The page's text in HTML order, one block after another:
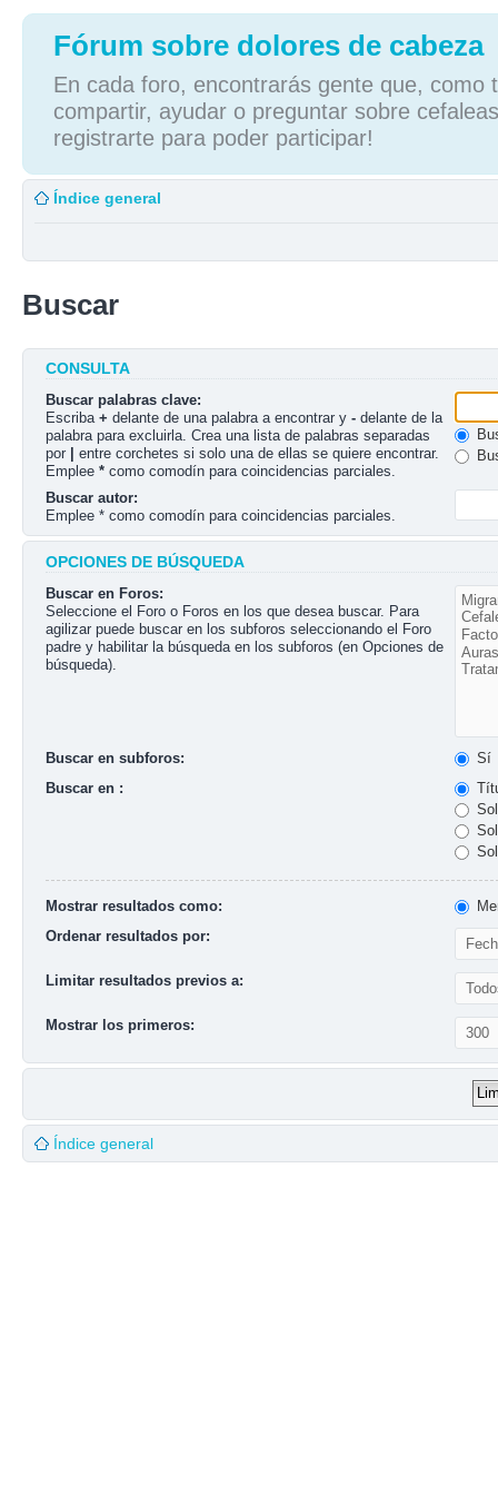
Fórum sobre dolores de cabeza
En cada foro, encontrarás gente que, como
compartir, ayudar o preguntar sobre
registrarte para poder participar!
Índice general
Buscar
CONSULTA
Buscar palabras clave:
Escriba + delante de una palabra a encontrar y - delante de la
palabra para excluirla. Crea una lista de palabras separadas
por
entre corchetes si solo una de ellas se quiere encontrar.
Emplee * como comodín para coincidencias parciales.
Buscar autor:
Emplee * como comodín para coincidencias parciales.
OPCIONES DE BÚSQUEDA
Buscar en Foros:
Seleccione el Foro o Foros en los que desea buscar. Para
agilizar puede buscar en los subforos seleccionando el Foro
padre y habilitar la búsqueda en los subforos (en Opciones de
búsqueda).
Buscar en subforos:
Sí
Buscar en :
Mostrar resultados como:
Ordenar resultados por:
Limitar resultados previos a:
Mostrar los primeros:
Índice general